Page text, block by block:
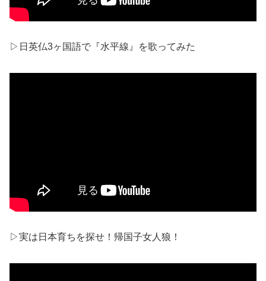
▷日英仏3ヶ国語で『水平線』を歌ってみた
▷実は日本育ちを探せ！帰国子女人狼！